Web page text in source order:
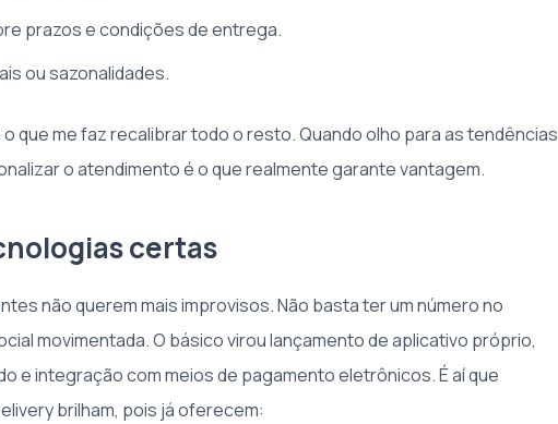
prazos e condições de entrega.
ou sazonalidades.
que me faz recalibrar todo o resto. Quando olho para as tendências
o atendimento é o que realmente garante vantagem.
certas
não querem mais improvisos. Não basta ter um número no
movimentada. O básico virou lançamento de aplicativo próprio,
e integração com meios de pagamento eletrônicos. É aí que
brilham, pois já oferecem: